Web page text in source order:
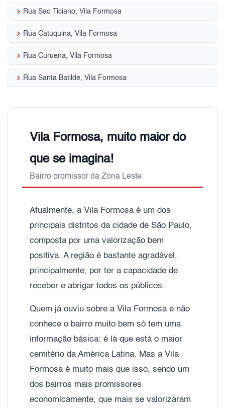
keyboard_arrow_right Rua Sao Ticiano, Vila Formosa
keyboard_arrow_right Rua Catuquina, Vila Formosa
keyboard_arrow_right Rua Curuena, Vila Formosa
keyboard_arrow_right Rua Santa Batilde, Vila Formosa
Vila Formosa, muito maior do
que se imagina!
Bairro promissor da Zona Leste
Atualmente, a Vila Formosa é um dos
principais distritos da cidade de São Paulo,
composta por uma valorização bem
positiva. A região é bastante agradável,
principalmente, por ter a capacidade de
receber e abrigar todos os públicos.
Quem já ouviu sobre a Vila Formosa e não
conhece o bairro muito bem só tem uma
informação básica: é lá que está o maior
cemitério da América Latina. Mas a Vila
Formosa é muito mais que isso, sendo um
dos bairros mais promissores
economicamente, que mais se valorizaram